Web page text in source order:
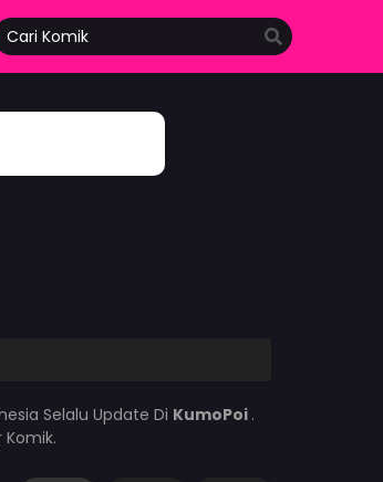
Selalu Update Di KumoPoi .